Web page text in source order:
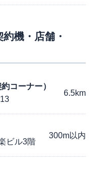
機・店舗・
コーナー）
6.5km
ビル3階
300m以内